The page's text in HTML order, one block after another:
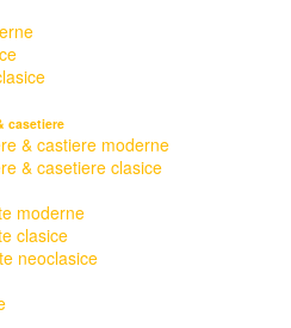
casetiere
& castiere moderne
& casetiere clasice
moderne
clasice
neoclasice